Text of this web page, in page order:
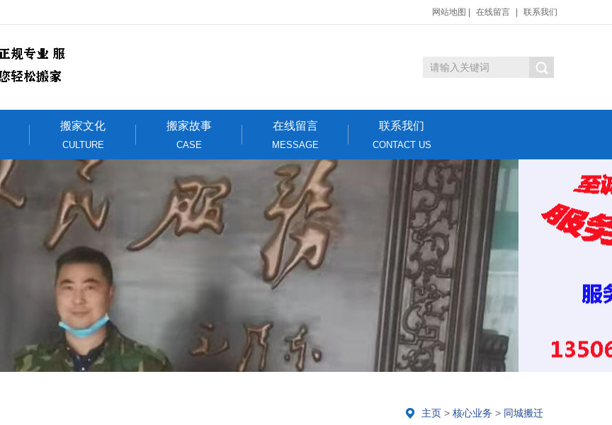
网站地图 在线留言 联系我们
搬家文化
CULTURE
搬家故事
CASE
在线留言
MESSAGE
联系我们
CONTACT US
主页 > 核心业务 > 同城搬迁